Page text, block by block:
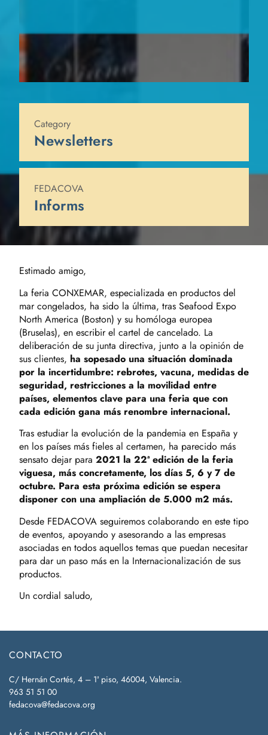
Category
Newsletters
FEDACOVA
Informs
Estimado amigo,
La feria CONXEMAR, especializada en productos del
mar congelados, ha sido la última, tras Seafood Expo
North America (Boston) y su homóloga europea
(Bruselas), en escribir el cartel de cancelado. La
deliberación de su junta directiva, junto a la opinión de
sus clientes, ha sopesado una situación dominada
por la incertidumbre: rebrotes, vacuna, medidas de
seguridad, restricciones a la movilidad entre
países, elementos clave para una feria que con
cada edición gana más renombre internacional.
Tras estudiar la evolución de la pandemia en España y
en los países más fieles al certamen, ha parecido más
sensato dejar para 2021 la 22ª edición de la feria
viguesa, más concretamente, los días 5, 6 y 7 de
octubre. Para esta próxima edición se espera
disponer con una ampliación de 5.000 m2 más.
Desde FEDACOVA seguiremos colaborando en este tipo
de eventos, apoyando y asesorando a las empresas
asociadas en todos aquellos temas que puedan necesitar
para dar un paso más en la Internacionalización de sus
productos.
Un cordial saludo,
CONTACTO
C/ Hernán Cortés, 4 – 1ª piso, 46004, Valencia.
963 51 51 00
fedacova@fedacova.org